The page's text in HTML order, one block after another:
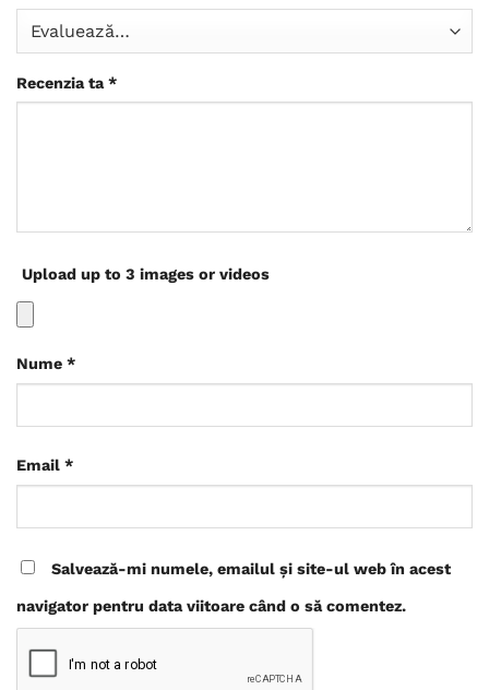
Recenzia ta *
Upload up to 3 images or videos
Nume *
Email *
Salvează-mi numele, emailul și site-ul web în acest
navigator pentru data viitoare când o să comentez.